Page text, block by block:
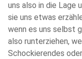
uns also in die Lage
sie uns etwas
wenn es uns selbst
also runterziehen,
Schockierendes